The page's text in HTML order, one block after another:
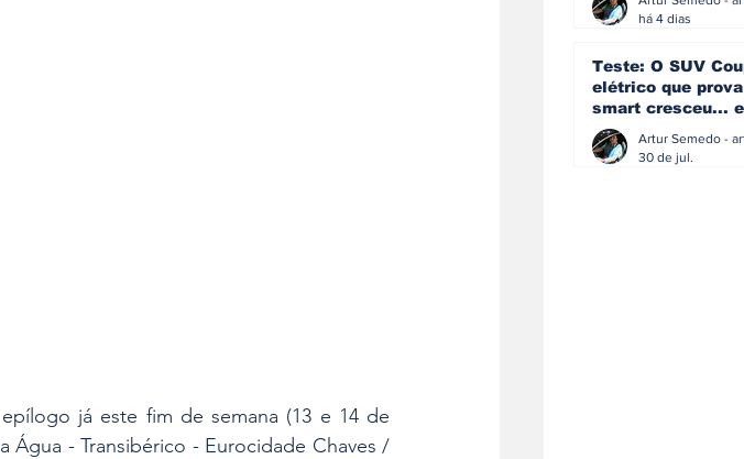
já este fim de semana (13 e 14 de
Água - Transibérico - Eurocidade Chaves /
manualhá 4 dias
Teste: O SUV
elétrico que
smart cresceu... e
amadureceu
30 de jul.